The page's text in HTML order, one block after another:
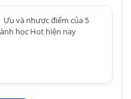
Ưu và nhược điểm của 5
học Hot hiện nay